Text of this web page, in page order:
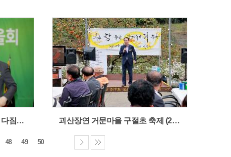
괴산군새마을지도자 한마음 다짐대회 (2025.10.20) 괴산장연 거문마을 구절초 축제 (2025.10.18)
48 49 50